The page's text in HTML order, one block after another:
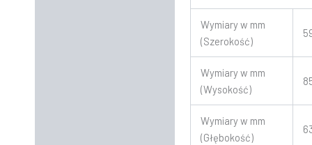
Wymiary w mm
(Szerokość)
Wymiary w mm
(Wysokość)
Wymiary w mm
(Głębokość)